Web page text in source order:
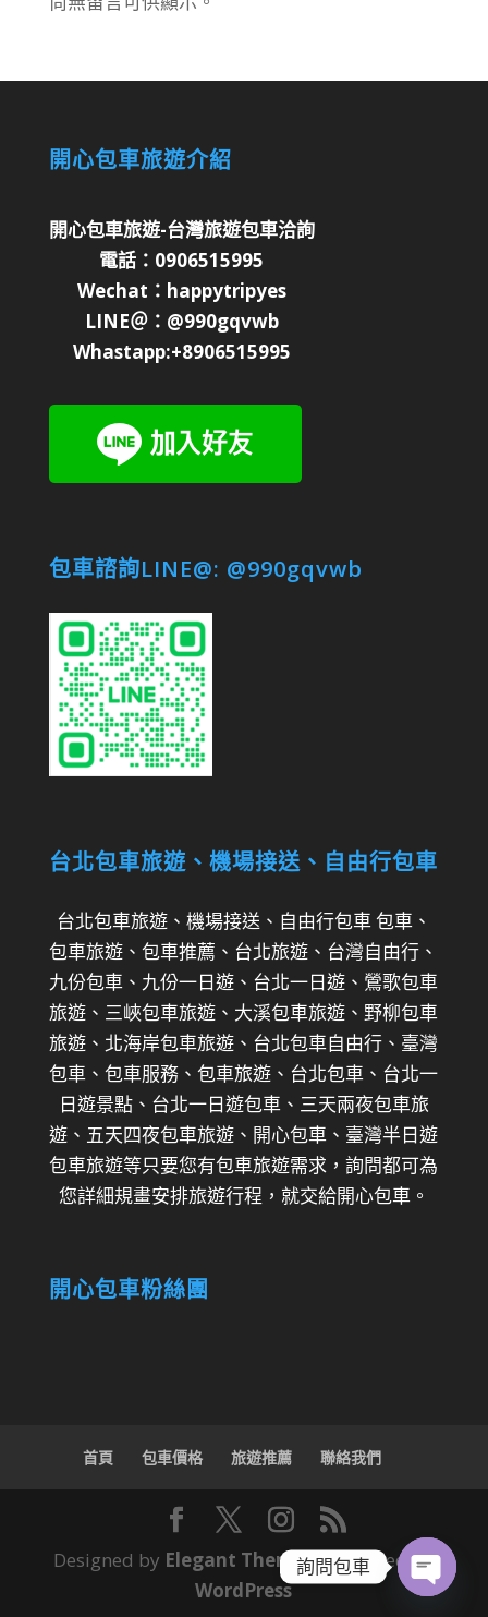
開心包車旅遊介紹
開心包車旅遊-台灣旅遊包車洽詢
電話：0906515995
Wechat：happytripyes
LINE＠：@990gqvwb
Whastapp:+8906515995
包車諮詢LINE@: @990gqvwb
台北包車旅遊、機場接送、自由行包車
台北包車旅遊、機場接送、自由行包車 包車、
包車旅遊、包車推薦、台北旅遊、台灣自由行、
九份包車、九份一日遊、台北一日遊、鶯歌包車
旅遊、三峽包車旅遊、大溪包車旅遊、野柳包車
旅遊、北海岸包車旅遊、台北包車自由行、臺灣
包車、包車服務、包車旅遊、台北包車、台北一
日遊景點、台北一日遊包車、三天兩夜包車旅
遊、五天四夜包車旅遊、開心包車、臺灣半日遊
包車旅遊等只要您有包車旅遊需求，詢問都可為
您詳細規畫安排旅遊行程，就交給開心包車。
開心包車粉絲團
首頁 包車價格 旅遊推薦 聯絡我們
Designed by Elegant Themes| Powered by
WordPress
詢問包車